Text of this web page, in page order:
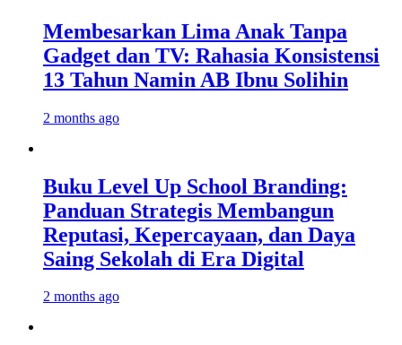
Membesarkan Lima Anak Tanpa
Gadget dan TV: Rahasia Konsistensi
13 Tahun Namin AB Ibnu Solihin
2 months ago
Buku Level Up School Branding:
Panduan Strategis Membangun
Reputasi, Kepercayaan, dan Daya
Saing Sekolah di Era Digital
2 months ago